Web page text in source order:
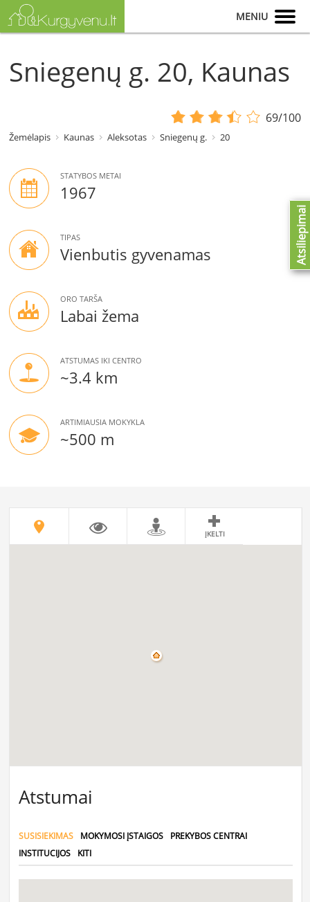
MENIU
Sniegenų g. 20, Kaunas
69/100
Žemėlapis Kaunas Aleksotas Sniegenų g. 20
STATYBOS METAI
1967
TIPAS
Vienbutis gyvenamas
ORO TARŠA
Labai žema
ATSTUMAS IKI CENTRO
~3.4 km
ARTIMIAUSIA MOKYKLA
~500 m
ĮKELTI
Atstumai
SUSISIEKIMAS MOKYMOSI ĮSTAIGOS
PREKYBOS CENTRAI
INSTITUCIJOS
KITI
Atsiliepimai